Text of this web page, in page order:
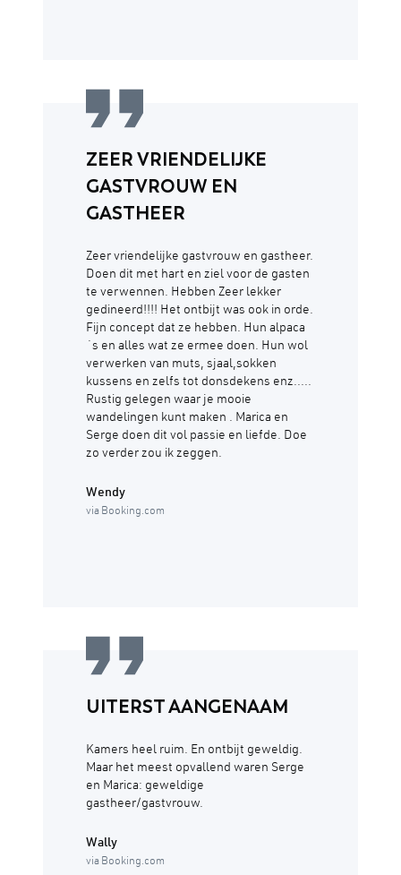
ZEER VRIENDELIJKE
GASTVROUW EN
GASTHEER
Zeer vriendelijke gastvrouw en gastheer.
Doen dit met hart en ziel voor de gasten
te verwennen. Hebben Zeer lekker
gedineerd!!!! Het ontbijt was ook in orde.
Fijn concept dat ze hebben. Hun alpaca
´s en alles wat ze ermee doen. Hun wol
verwerken van muts, sjaal,sokken
kussens en zelfs tot donsdekens enz.....
Rustig gelegen waar je mooie
wandelingen kunt maken . Marica en
Serge doen dit vol passie en liefde. Doe
zo verder zou ik zeggen.
Wendy
via Booking.com
UITERST AANGENAAM
Kamers heel ruim. En ontbijt geweldig.
Maar het meest opvallend waren Serge
en Marica: geweldige
gastheer/gastvrouw.
Wally
via Booking.com